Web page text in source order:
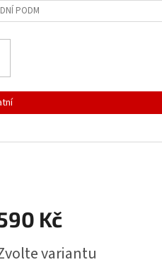
PODMÍNKY
Kč
variantu